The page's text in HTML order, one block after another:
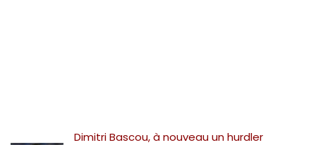
Dimitri Bascou, à nouveau un hurdler